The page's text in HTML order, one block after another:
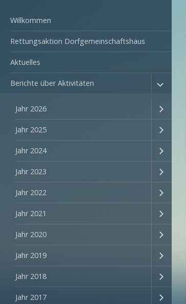
Willkommen
Rettungsaktion Dorfgemeinschaftshaus
Aktuelles
Berichte über Aktivitäten
Jahr 2026
Jahr 2025
Jahr 2024
Jahr 2023
Jahr 2022
Jahr 2021
Jahr 2020
Jahr 2019
Jahr 2018
Jahr 2017